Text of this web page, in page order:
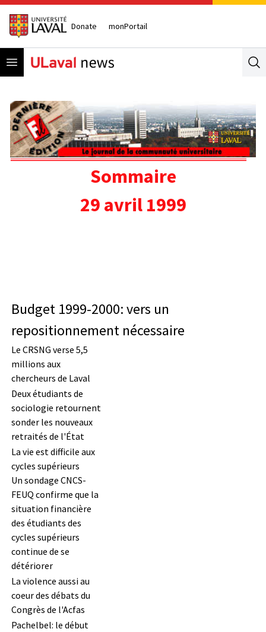
Donate monPortail
Open menu
Sommaire
29 avril 1999
Budget 1999-2000: vers un
repositionnement nécessaire
Le CRSNG verse 5,5
millions aux
chercheurs de Laval
Deux étudiants de
sociologie retournent
sonder les nouveaux
retraités de l'État
La vie est difficile aux
cycles supérieurs
Un sondage CNCS-
FEUQ confirme que la
situation financière
des étudiants des
cycles supérieurs
continue de se
détériorer
La violence aussi au
coeur des débats du
Congrès de l'Acfas
Pachelbel: le début